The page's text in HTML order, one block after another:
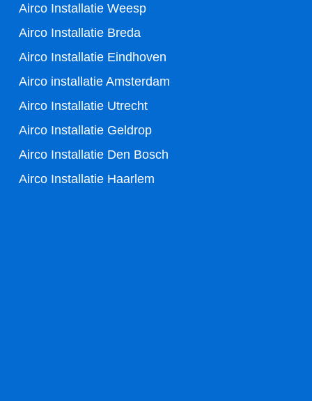
o
k
-
f
Airco Installatie Weesp
Airco Installatie Breda
Airco Installatie Eindhoven
Airco installatie Amsterdam
Airco Installatie Utrecht
Airco Installatie Geldrop
Airco Installatie Den Bosch
Airco Installatie Haarlem